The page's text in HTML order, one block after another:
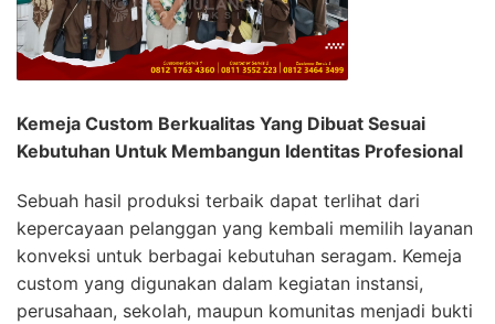
Kemeja Custom Berkualitas Yang Dibuat Sesuai
Kebutuhan Untuk Membangun Identitas Profesional
Sebuah hasil produksi terbaik dapat terlihat dari
kepercayaan pelanggan yang kembali memilih layanan
konveksi untuk berbagai kebutuhan seragam. Kemeja
custom yang digunakan dalam kegiatan instansi,
perusahaan, sekolah, maupun komunitas menjadi bukti